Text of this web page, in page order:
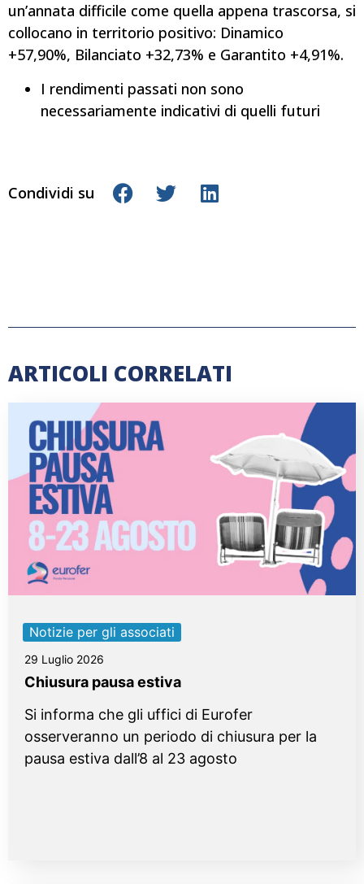
un’annata difficile come quella appena trascorsa, si
collocano in territorio positivo: Dinamico
+57,90%, Bilanciato +32,73% e Garantito +4,91%.
I rendimenti passati non sono
necessariamente indicativi di quelli futuri
Condividi su
ARTICOLI CORRELATI
Notizie per gli associati
29 Luglio 2026
Chiusura pausa estiva
Si informa che gli uffici di Eurofer
osserveranno un periodo di chiusura per la
pausa estiva dall’8 al 23 agosto